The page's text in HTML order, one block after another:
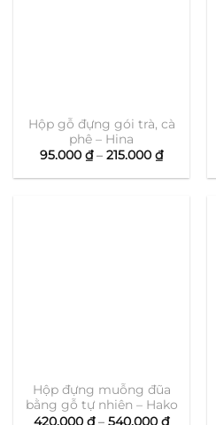
Hộp gỗ đựng gói trà, cà
phê – Hina
95.000 ₫ – 215.000 ₫Khoảng
giá:
từ
Hộp đựng muỗng đũa
bằng gỗ tự nhiên – Hako
420.000 ₫ – 540.000 ₫Khoảng